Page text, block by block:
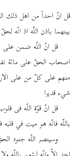
قل انّ احداً من اهل ذلك
بينهما باذن اللّه اذ انّه
قل انّ اللّه ضمن على
اصحاب الحقّ على مائة
منهم على كلّ من على
شيء قديرا
قل انّ قوّة اللّه فى
باللّه فانّه هو ميت في
وسينصر اللّه جنود